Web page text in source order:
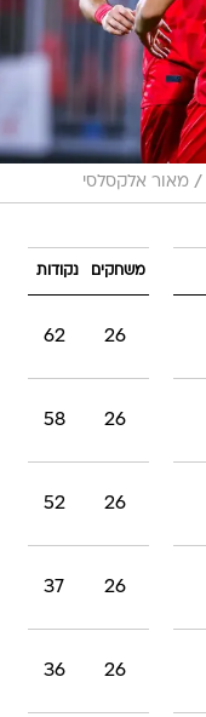
/ מאור אלקסלסי
משחקים נקודות
26
62
26
58
26
52
26
37
26
36